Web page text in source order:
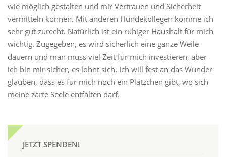
wie möglich gestalten und mir Vertrauen und Sicherheit
vermitteln können. Mit anderen Hundekollegen komme ich
sehr gut zurecht. Natürlich ist ein ruhiger Haushalt für mich
wichtig. Zugegeben, es wird sicherlich eine ganze Weile
dauern und man muss viel Zeit für mich investieren, aber
ich bin mir sicher, es lohnt sich. Ich will fest an das Wunder
glauben, dass es für mich noch ein Plätzchen gibt, wo sich
meine zarte Seele entfalten darf.
JETZT SPENDEN!